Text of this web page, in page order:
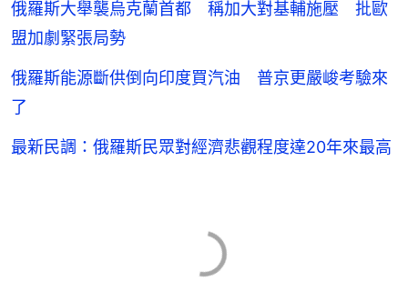
俄羅斯大舉襲烏克蘭首都 稱加大對基輔施壓 批歐
盟加劇緊張局勢
俄羅斯能源斷供倒向印度買汽油 普京更嚴峻考驗來
了
最新民調：俄羅斯民眾對經濟悲觀程度達20年來最高